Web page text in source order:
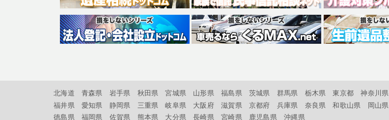
北海道 青森県 岩手県 秋田県 宮城県 山形県 福島県 茨城県 群馬県 栃木県 東京都 神奈川県
福井県
愛知県 静岡県 三重県 岐阜県 大阪府 滋賀県 京都府 兵庫県 奈良県 和歌山県 岡山県
徳島県
福岡県 佐賀県 熊本県 大分県 長崎県 宮崎県 鹿児島県 沖縄県